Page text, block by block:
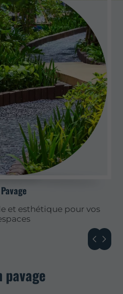
Pavage
et esthétique pour vos
pavage